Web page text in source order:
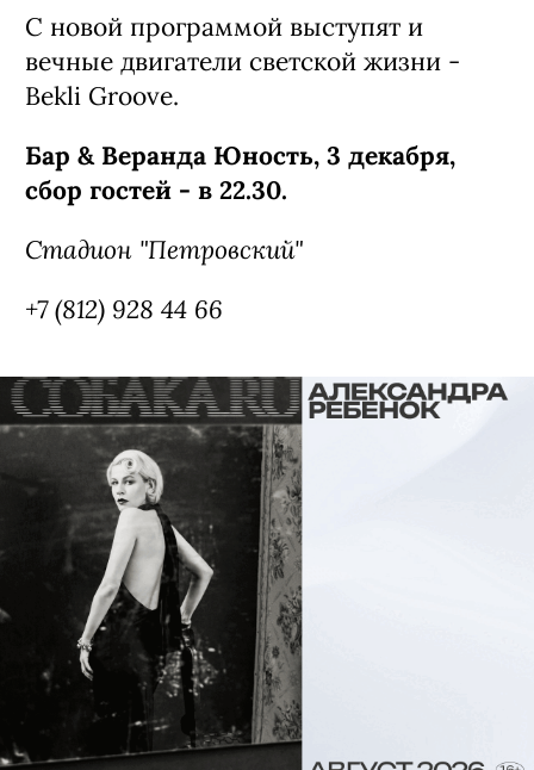
С новой программой выступят и
вечные двигатели светской жизни -
Bekli Groove.
Бар & Веранда Юность, 3 декабря,
сбор гостей - в 22.30.
Стадион "Петровский"
+7 (812) 928 44 66